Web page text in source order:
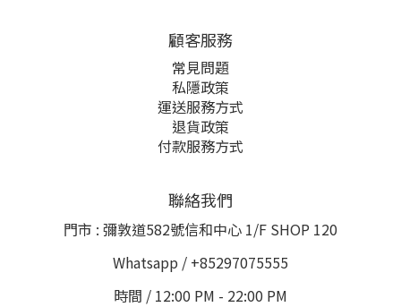
顧客服務
常見問題
私隱政策
運送服務方式
退貨政策
付款服務方式
聯絡我們
門市 : 彌敦道582號信和中心 1/F SHOP 120
Whatsapp / +85297075555
時間 / 12:00 PM - 22:00 PM